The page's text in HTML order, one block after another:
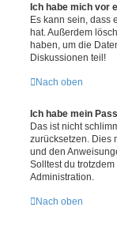
Ich habe mich vor
Es kann sein, dass
hat. Außerdem
haben, um die
Diskussionen teil!
Nach oben
Ich habe mein
Das ist nicht
zurücksetzen. Dies
und den
Solltest du
Administration.
Nach oben